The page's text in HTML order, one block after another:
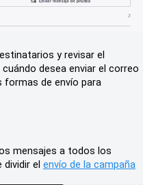
y revisar el
desea enviar el correo
formas de envío para
mensajes a todos los
dividir el envío de la campaña